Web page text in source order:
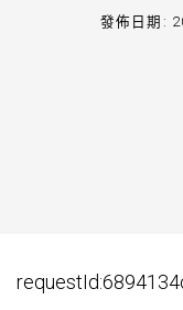
發佈日期: